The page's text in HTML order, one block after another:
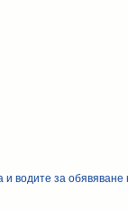
водите за